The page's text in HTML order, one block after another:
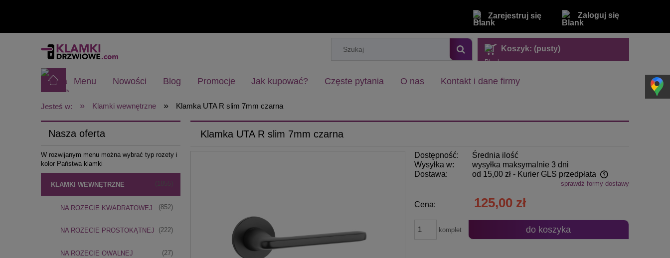
Zarejestruj się Zaloguj się
Koszyk: (pusty)
Menu Nowości Blog Promocje Jak kupować? Częste pytania O nas Kontakt i dane firmy
Jesteś w: » Klamki wewnętrzne » Klamka UTA R slim 7mm czarna
Nasza oferta
W rozwijanym menu można wybrać typ rozety i
kolor Państwa klamki
KLAMKI WEWNĘTRZNE (1855)
NA ROZECIE KWADRATOWEJ (852)
NA ROZECIE PROSTOKĄTNEJ (222)
NA ROZECIE OWALNEJ (27)
Klamka UTA R slim 7mm czarna
Dostępność:
Średnia ilość
Wysyłka w:
wysyłka maksymalnie 3 dni
Dostawa:
od 15,00 zł - Kurier GLS przedpłata
Cena nie zawiera ewentualnych kosztów
płatności
sprawdź formy dostawy
Cena: 125,00 zł
komplet do koszyka